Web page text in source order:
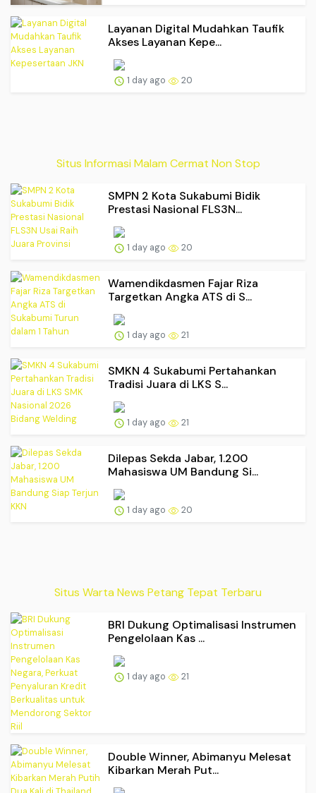
Layanan Digital Mudahkan Taufik
Akses Layanan Kepe...
1 day ago 20
Situs Informasi Malam Cermat Non Stop
SMPN 2 Kota Sukabumi Bidik
Prestasi Nasional FLS3N...
1 day ago 20
Wamendikdasmen Fajar Riza
Targetkan Angka ATS di S...
1 day ago 21
SMKN 4 Sukabumi Pertahankan
Tradisi Juara di LKS S...
1 day ago 21
Dilepas Sekda Jabar, 1.200
Mahasiswa UM Bandung Si...
1 day ago 20
Situs Warta News Petang Tepat Terbaru
BRI Dukung Optimalisasi Instrumen
Pengelolaan Kas ...
1 day ago 21
Double Winner, Abimanyu Melesat
Kibarkan Merah Put...